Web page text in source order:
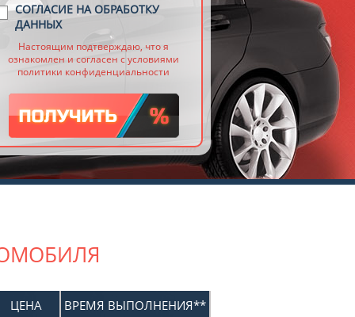
СОГЛАСИЕ НА ОБРАБОТКУ
ДАННЫХ
Настоящим подтверждаю, что я
ознакомлен и согласен с условиями
политики конфиденциальности
ЦЕНА ВРЕМЯ ВЫПОЛНЕНИЯ**